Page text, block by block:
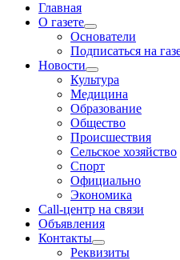
Главная
О газете
Основатели
Подписаться на
Новости
Культура
Медицина
Образование
Общество
Происшествия
Сельское хозяйство
Спорт
Официально
Экономика
Call-центр на связи
Объявления
Контакты
Реквизиты